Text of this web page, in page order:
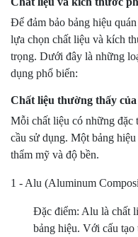
Để đảm bảo bảng hiệu
lựa chọn chất liệu và kích
trọng. Dưới đây là những
dụng phổ biến:
Chất liệu thường thấy
Mỗi chất liệu có những đặc
cầu sử dụng. Một bảng
thẩm mỹ và độ bền.
1 - Alu (Aluminum
Đặc điểm: Alu là chất
bảng hiệu. Với cấu